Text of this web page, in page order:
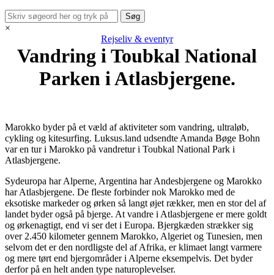
×
Rejseliv & eventyr
Vandring i Toubkal National
Parken i Atlasbjergene.
Marokko byder på et væld af aktiviteter som vandring, ultraløb,
cykling og kitesurfing. Luksus.land udsendte Amanda Bøge Bohn
var en tur i Marokko på vandretur i Toubkal National Park i
Atlasbjergene.
Sydeuropa har Alperne, Argentina har Andesbjergene og Marokko
har Atlasbjergene. De fleste forbinder nok Marokko med de
eksotiske markeder og ørken så langt øjet rækker, men en stor del af
landet byder også på bjerge. At vandre i Atlasbjergene er mere goldt
og ørkenagtigt, end vi ser det i Europa. Bjergkæden strækker sig
over 2.450 kilometer gennem Marokko, Algeriet og Tunesien, men
selvom det er den nordligste del af Afrika, er klimaet langt varmere
og mere tørt end bjergområder i Alperne eksempelvis. Det byder
derfor på en helt anden type naturoplevelser.